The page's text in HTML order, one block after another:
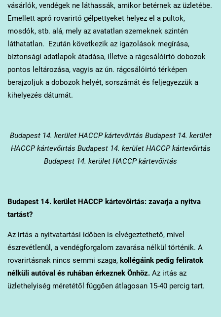
vásárlók, vendégek ne láthassák, amikor betérnek az üzletébe.
Emellett apró rovarirtó gélpettyeket helyez el a pultok,
mosdók, stb. alá, mely az avatatlan szemeknek szintén
láthatatlan. Ezután következik az igazolások megírása,
biztonsági adatlapok átadása, illetve a rágcsálóirtó dobozok
pontos leltározása, vagyis az ún. rágcsálóirtó térképen
berajzoljuk a dobozok helyét, sorszámát és feljegyezzük a
kihelyezés dátumát.
Budapest 14. kerületHACCP kártevőirtás Budapest 14. kerület
HACCP kártevőirtás Budapest 14. kerület HACCP kártevőirtás
Budapest 14. kerület HACCP kártevőirtás
Budapest 14. kerület HACCP kártevőirtás: zavarja a nyitva
tartást?
Az irtás a nyitvatartási időben is elvégeztethető, mivel
észrevétlenül, a vendégforgalom zavarása nélkül történik. A
rovarirtásnak nincs semmi szaga, kollégáink pedig feliratok
nélküli autóval és ruhában érkeznek Önhöz. Az irtás az
üzlethelyiség méretétől függően átlagosan 15-40 percig tart.